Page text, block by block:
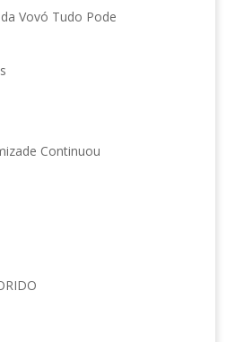
Vovó Tudo Pode
Continuou